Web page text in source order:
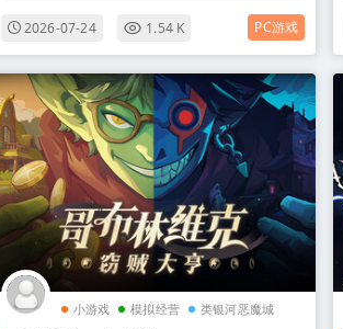
2026-07-24 1.54 K PC游戏
小游戏 模拟经营 类银河恶魔城